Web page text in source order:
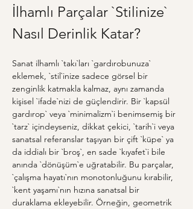
İlhamlı Parçalar `Stilinize`
Nasıl Derinlik Katar?
Sanat ilhamlı `takı`ları `gardırobunuza`
eklemek, `stil`inize sadece görsel bir
zenginlik katmakla kalmaz, aynı zamanda
kişisel `ifade`nizi de güçlendirir. Bir `kapsül
gardırop` veya `minimalizm`i benimsemiş bir
`tarz` içindeyseniz, dikkat çekici, `tarih`i veya
sanatsal referanslar taşıyan bir çift `küpe` ya
da iddialı bir `broş`, en sade `kıyafet`i bile
anında `dönüşüm`e uğratabilir. Bu parçalar,
`çalışma hayatı`nın monotonluğunu kırabilir,
`kent yaşamı`nın hızına sanatsal bir
duraklama ekleyebilir. Örneğin, geometrik